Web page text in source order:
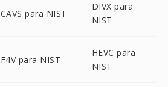
CAVS para NIST
DIVX para
NIST
F4V para NIST
HEVC para
NIST